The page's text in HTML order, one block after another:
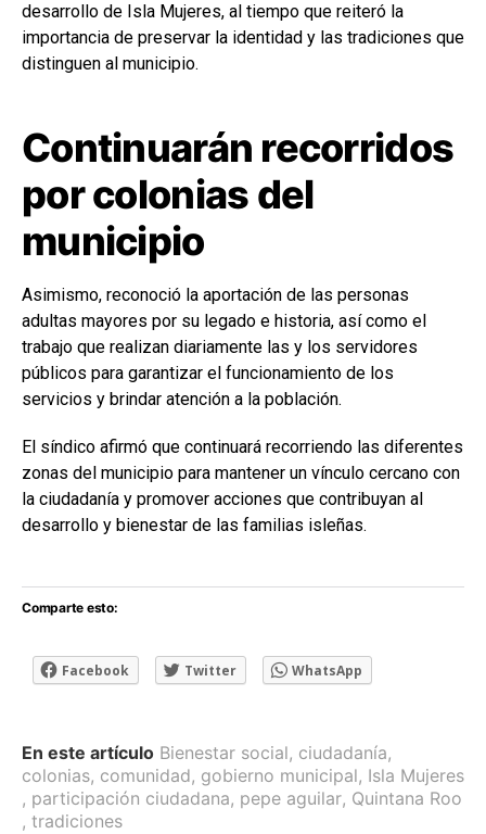
desarrollo de Isla Mujeres, al tiempo que reiteró la
importancia de preservar la identidad y las tradiciones que
distinguen al municipio.
Continuarán recorridos
por colonias del
municipio
Asimismo, reconoció la aportación de las personas
adultas mayores por su legado e historia, así como el
trabajo que realizan diariamente las y los servidores
públicos para garantizar el funcionamiento de los
servicios y brindar atención a la población.
El síndico afirmó que continuará recorriendo las diferentes
zonas del municipio para mantener un vínculo cercano con
la ciudadanía y promover acciones que contribuyan al
desarrollo y bienestar de las familias isleñas.
Comparte esto:
Facebook Twitter WhatsApp
En este artículo Bienestar social, ciudadanía,
colonias, comunidad, gobierno municipal, Isla Mujeres
, participación ciudadana, pepe aguilar, Quintana Roo
, tradiciones